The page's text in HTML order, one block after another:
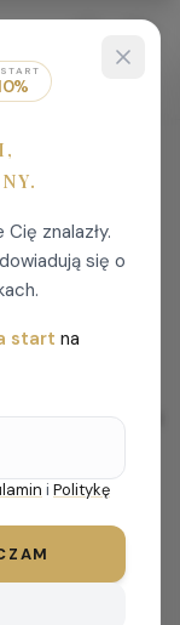
PRODUKTY
znalazły.
się o
start na
i Politykę